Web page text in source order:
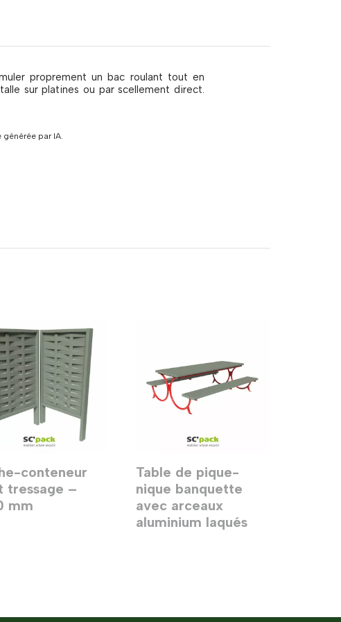
proprement un bac roulant tout en
sur platines ou par scellement direct.
par IA.
conteneur
tressage –
mm
Table de pique-
nique banquette
avec arceaux
aluminium laqués